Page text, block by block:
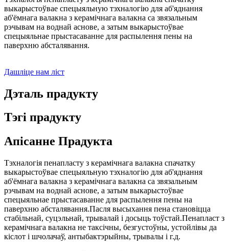
выкарыстоўвае спецыяльную тэхналогію для аб'яднання
аб'ёмнага валакна з керамічнага валакна са звязальным
рэчывам на воднай аснове, а затым выкарыстоўвае
спецыяльнае прыстасаванне для распылення пены на
паверхню абсталявання.
Дашліце нам ліст
Дэталь прадукту
Тэгі прадукту
Апісанне Прадукта
Тэхналогія пенапласту з керамічнага валакна спачатку
выкарыстоўвае спецыяльную тэхналогію для аб'яднання
аб'ёмнага валакна з керамічнага валакна са звязальным
рэчывам на воднай аснове, а затым выкарыстоўвае
спецыяльнае прыстасаванне для распылення пены на
паверхню абсталявання.Пасля высыхання пена становіцца
стабільнай, суцэльнай, трывалай і досыць тоўстай.Пенапласт з
керамічнага валакна не таксічны, безгустоўны, устойлівы да
кіслот і шчолачаў, антыбактэрыйны, трывалы і г.д.